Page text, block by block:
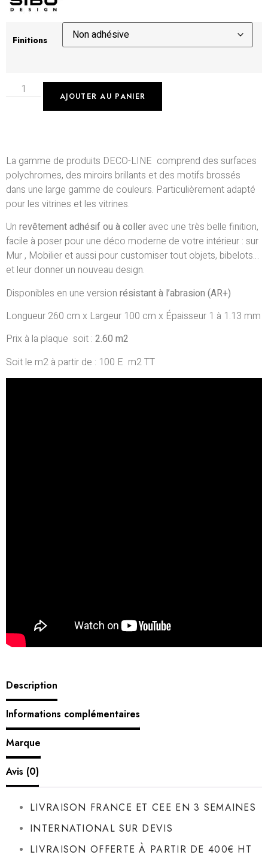
Finitions
AJOUTER AU PANIER
La gamme de produits DECO-LINE comprend des surfaces
polychromes, des miroirs brillants et des motifs brossés
dans une large gamme de couleurs. Particulièrement adapté
pour les vitrines et les vitrines.
Un revêtement adhésif ou à coller avec une très belle finition,
facile à poser pour une déco moderne de votre intérieur : sur
Mur , Mobilier et aussi pour customiser tout objets, bibelots…
et leur donner un nouveau design.
Disponibles en une version résistant à l’abrasion (AR+)
Longueur 260 cm x Largeur 100 cm x Épaisseur 1 à 1.13 mm
Prix à la plaque soit : 2.60 m2
Soit le m2 à partir de : 100 E m2 TT
Description
Informations complémentaires
Marque
Avis (0)
LIVRAISON FRANCE ET CEE EN 3 SEMAINES
INTERNATIONAL SUR DEVIS
LIVRAISON OFFERTE À PARTIR DE 400€ HT